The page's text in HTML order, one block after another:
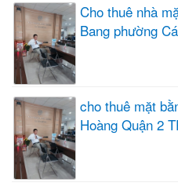
Cho thuê nhà
Bang phường
cho thuê mặt
Hoàng Quận 2